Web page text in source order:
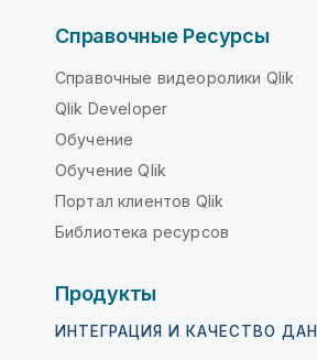
Справочные Ресурсы
Справочные видеоролики Qlik
Qlik Developer
Обучение
Обучение Qlik
Портал клиентов Qlik
Библиотека ресурсов
Продукты
ИНТЕГРАЦИЯ И КАЧЕСТВО